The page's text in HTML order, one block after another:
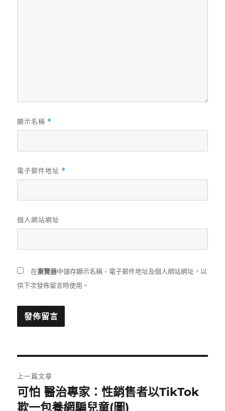
顯示名稱 *
電子郵件地址 *
個人網站網址
在瀏覽器中儲存顯示名稱、電子郵件地址及個人網站網址，以
供下次發佈留言時使用。
章
上一篇文章
上
一
可怕 醫治專家：性銷售者以TikTok
欺一包養網騙兒童(圖)